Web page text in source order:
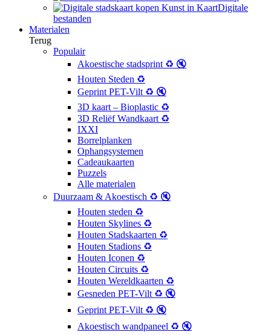
Digitale
bestanden
Materialen
Terug
Populair
Akoestische stadsprint ♻️ 🔇
Houten Steden ♻️
Geprint PET-Vilt ♻️ 🔇
3D kaart – Bioplastic ♻️
3D Reliëf Wandkaart ♻️
IXXI
Borrelplanken
Ophangsystemen
Cadeaukaarten
Puzzels
Alle materialen
Duurzaam & Akoestisch ♻️ 🔇
Houten steden ♻️
Houten Skylines ♻️
Houten Stadskaarten ♻️
Houten Stadions ♻️
Houten Iconen ♻️
Houten Circuits ♻️
Houten Wereldkaarten ♻️
Gesneden PET-Vilt ♻️ 🔇
Geprint PET-Vilt ♻️ 🔇
Akoestisch wandpaneel ♻️ 🔇